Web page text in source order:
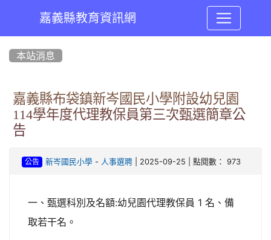
嘉義縣教育資訊網
本站消息
嘉義縣布袋鎮新岑國民小學附設幼兒園
114學年度代理教保員第三次甄選簡章公
告
公告 新岑國民小學- 人事選聘| 2025-09-25 | 點閱數： 973
一、甄選科別及名額:幼兒園代理教保員 1 名、備
取若干名。